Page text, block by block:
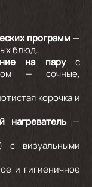
программ —
блюд.
на парус
— сочные,
корочка и
нагреватель—
с визуальными
и гигиеничное